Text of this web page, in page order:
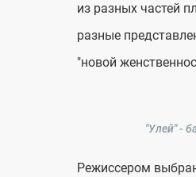
из разных частей
разные
"новой
"Улей" -
Режиссером